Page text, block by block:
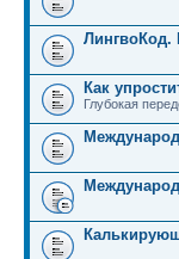
ЛингвоКод.
Как
Глубокая